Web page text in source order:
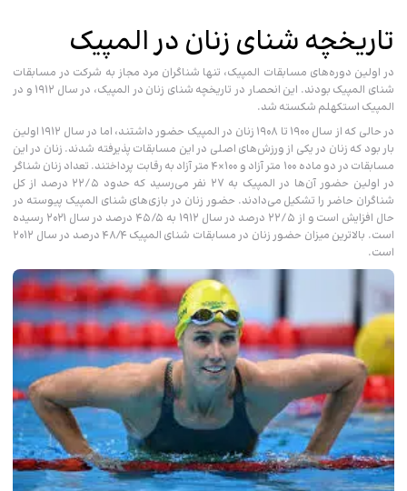
تاریخچه شنای زنان در المپیک
در اولین دوره‌های مسابقات المپیک، تنها شناگران مرد مجاز به شرکت در مسابقات
شنای المپیک بودند. این انحصار در تاریخچه شنای زنان در المپیک، در سال ۱۹۱۲ و در
المپیک استکهلم شکسته شد.
در حالی که از سال ۱۹۰۰ تا ۱۹۰۸ زنان در المپیک حضور داشتند، اما در سال ۱۹۱۲ اولین
بار بود که زنان در یکی از ورزش‌های اصلی در این مسابقات پذیرفته شدند. زنان در این
مسابقات در دو ماده ۱۰۰ متر آزاد و ۱۰۰×۴ متر آزاد به رقابت پرداختند. تعداد زنان شناگر
در اولین حضور آن‌ها در المپیک به ۲۷ نفر می‌رسید که حدود ۲۲/۵ درصد از کل
شناگران حاضر را تشکیل می‌دادند. حضور زنان در بازی‌های شنای المپیک پیوسته در
حال افزایش است و از ۲۲/۵ درصد در سال ۱۹۱۲ به ۴۵/۵ درصد در سال ۲۰۲۱ رسیده
است. بالاترین میزان حضور زنان در مسابقات شنای المپیک ۴۸/۴ درصد در سال ۲۰۱۲
است.